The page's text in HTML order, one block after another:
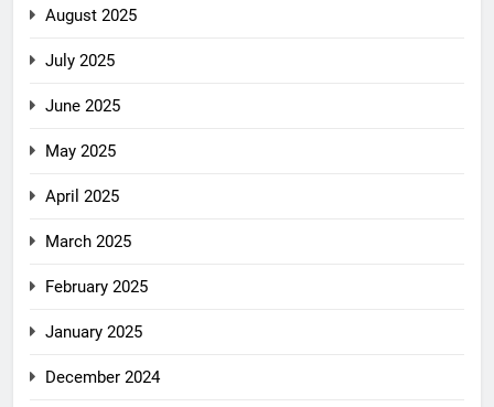
August 2025
July 2025
June 2025
May 2025
April 2025
March 2025
February 2025
January 2025
December 2024